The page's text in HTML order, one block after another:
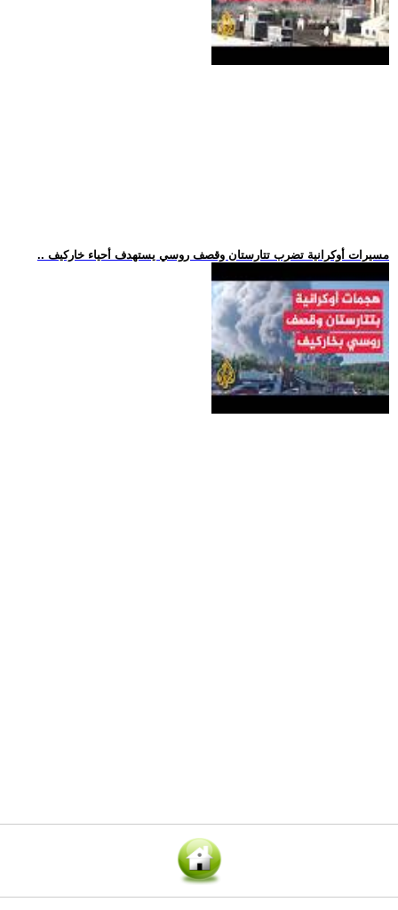
.. مسيرات أوكرانية تضرب تتارستان وقصف روسي يستهدف أحياء خاركيف